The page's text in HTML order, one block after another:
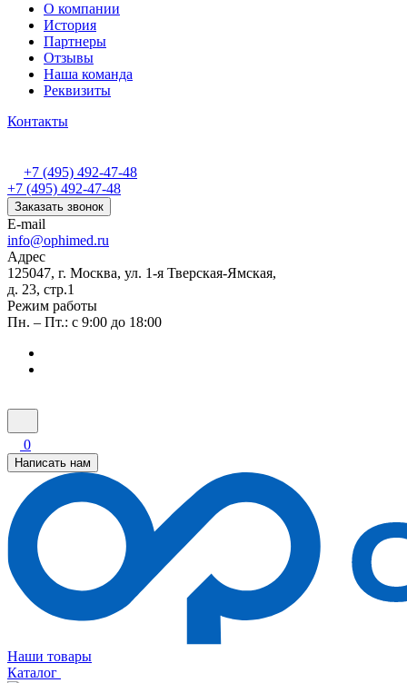
О компании
История
Партнеры
Отзывы
Наша команда
Реквизиты
Контакты
+7 (495) 492-47-48
+7 (495) 492-47-48
Заказать звонок
E-mail
info@ophimed.ru
Адрес
125047, г. Москва, ул. 1-я Тверская-Ямская,
д. 23, стр.1
Режим работы
Пн. – Пт.: с 9:00 до 18:00
0
Написать нам
Наши товары
Каталог